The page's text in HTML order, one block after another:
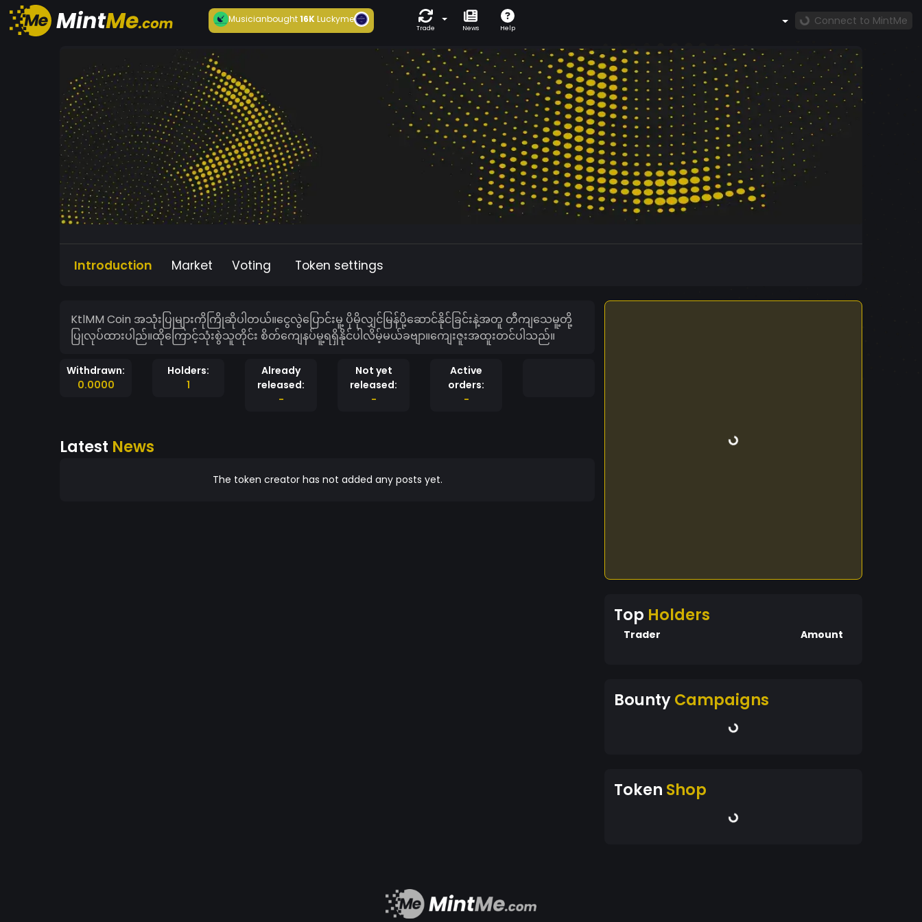
Musicianbought16KLuckyme
Trade News Help
Connect to MintMe
Introduction Market Voting Token settings
KtlMM Coin အသုံးပြုများကိုကြိုဆိုပါတယ်။ငွေလွဲပြောင်းမူ့ ပိုမိုလျှင်မြန်ပို့ဆောင်နိုင်ခြင်းနဲ့အတူ တီကျသေမူ့တို့
ပြုလုပ်ထားပါည်။ထိုကြောင့်သုံးစွဲသူတိုင်း စိတ်ကျေနပ်မူ့ရရှိနိုင်ပါလိမ့်မယ်ခဗျာ။ကျေးဇူးအထူးတင်ပါသည်။
Withdrawn:
0.0000
Holders:
1
Already
released:
-
Not yet
released:
-
Active
orders:
-
Latest News
The token creator has not added any posts yet.
Top Holders
Trader Amount
BountyCampaigns
Token Shop